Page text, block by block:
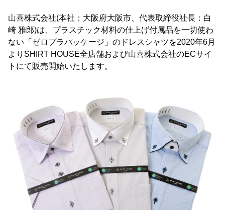
山喜株式会社(本社：大阪府大阪市、代表取締役社長：白
崎 雅郎)は、プラスチック材料の仕上げ付属品を一切使わ
ない「ゼロプラパッケージ」のドレスシャツを2020年6月
よりSHIRT HOUSE全店舗および山喜株式会社のECサイ
トにて販売開始いたします。